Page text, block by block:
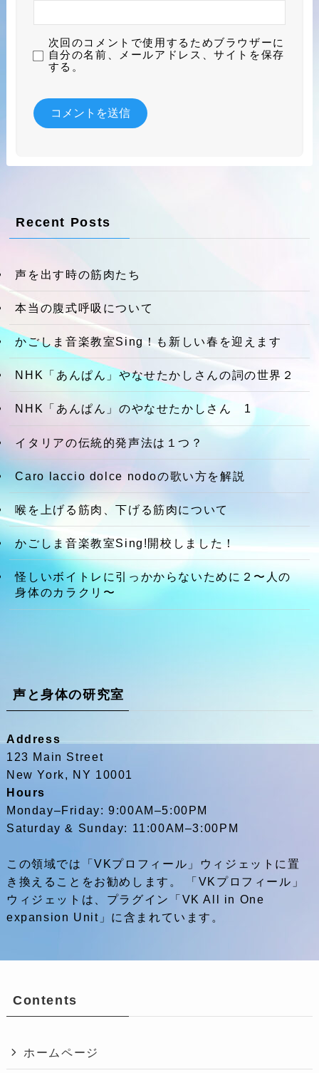
次回のコメントで使用するためブラウザーに
自分の名前、メールアドレス、サイトを保存
する。
Recent Posts
声を出す時の筋肉たち
本当の腹式呼吸について
かごしま音楽教室Sing！も新しい春を迎えます
NHK「あんぱん」やなせたかしさんの詞の世界２
NHK「あんぱん」のやなせたかしさん 1
イタリアの伝統的発声法は１つ？
Caro laccio dolce nodoの歌い方を解説
喉を上げる筋肉、下げる筋肉について
かごしま音楽教室Sing!開校しました！
怪しいボイトレに引っかからないために２〜人の
身体のカラクリ〜
声と身体の研究室
Address
123 Main Street
New York, NY 10001
Hours
Monday–Friday: 9:00AM–5:00PM
Saturday & Sunday: 11:00AM–3:00PM
この領域では「VKプロフィール」ウィジェットに置
き換えることをお勧めします。 「VKプロフィール」
ウィジェットは、プラグイン「VK All in One
expansion Unit」に含まれています。
Contents
ホームページ